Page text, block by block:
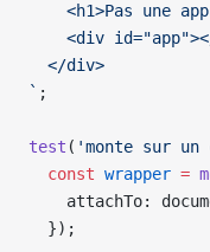
<h1>Pas une
<div
  </div>
` ;
test ( 'monte sur un
  const
wrapper =
    attachTo
:
  });